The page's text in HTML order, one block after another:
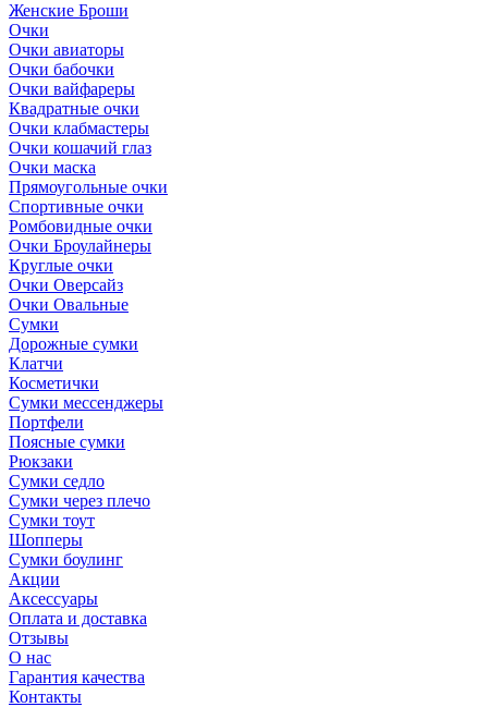
Женские Броши
Очки
Очки авиаторы
Очки бабочки
Очки вайфареры
Квадратные очки
Очки клабмастеры
Очки кошачий глаз
Очки маска
Прямоугольные очки
Спортивные очки
Ромбовидные очки
Очки Броулайнеры
Круглые очки
Очки Оверсайз
Очки Овальные
Сумки
Дорожные сумки
Клатчи
Косметички
Сумки мессенджеры
Портфели
Поясные сумки
Рюкзаки
Сумки седло
Сумки через плечо
Сумки тоут
Шопперы
Сумки боулинг
Акции
Аксессуары
Оплата и доставка
Отзывы
О нас
Гарантия качества
Контакты